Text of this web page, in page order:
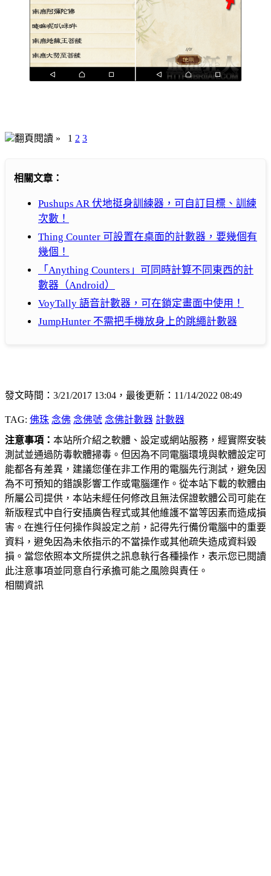
翻頁閱讀 » 1 2 3
相關文章：
Pushups AR 伏地挺身訓練器，可自訂目標、訓練
次數！
Thing Counter 可設置在桌面的計數器，要幾個有
幾個！
「Anything Counters」可同時計算不同東西的計
數器（Android）
VoyTally 語音計數器，可在鎖定畫面中使用！
JumpHunter 不需把手機放身上的跳繩計數器
發文時間：3/21/2017 13:04，最後更新：11/14/2022 08:49
TAG: 佛珠 念佛 念佛號 念佛計數器 計數器
注意事項： 本站所介紹之軟體、設定或網站服務，經實際安裝
測試並通過防毒軟體掃毒。但因為不同電腦環境與軟體設定可
能都各有差異，建議您僅在非工作用的電腦先行測試，避免因
為不可預知的錯誤影響工作或電腦運作。從本站下載的軟體由
所屬公司提供，本站未經任何修改且無法保證軟體公司可能在
新版程式中自行安插廣告程式或其他維護不當等因素而造成損
害。在進行任何操作與設定之前，記得先行備份電腦中的重要
資料，避免因為未依指示的不當操作或其他疏失造成資料毀
損。當您依照本文所提供之訊息執行各種操作，表示您已閱讀
此注意事項並同意自行承擔可能之風險與責任。
相關資訊